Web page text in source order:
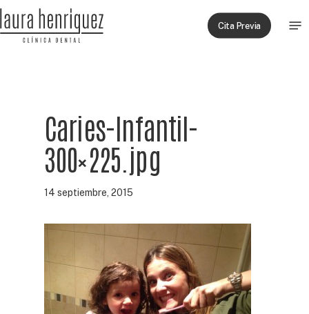
Skip
to
main
Cita Previa
Caries-Infantil-
300×225.jpg
14 septiembre, 2015